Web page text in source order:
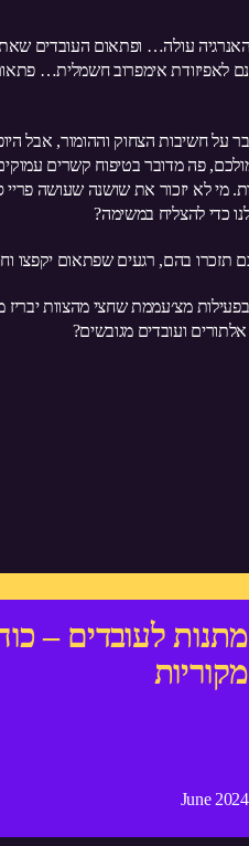
עולה… ופתאום העובדים
לאפיזודת אימפרוב חשמלית…
על חשיבות הצחוק וההומור, אבל
פה מדובר בטיפוח קשרים עמוקים
מי לא יזכור את שושנה שעושה
כדי להצליח במשימה?
תזכרו בהם, רגעים שפתאום יקפצו
מצ׳עממת שחצי מהצוות
ועובדים מגובשים?
מתנות לעובדים –
מקוריות
June 2024